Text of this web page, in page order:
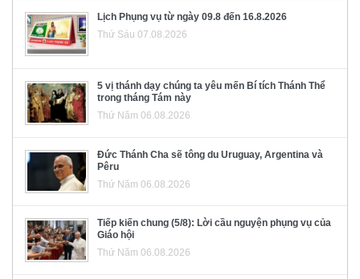
Lịch Phụng vụ từ ngày 09.8 đến 16.8.2026
Thứ Sáu 07.08.2026
5 vị thánh dạy chúng ta yêu mến Bí tích Thánh Thể
trong tháng Tám này
Thứ Năm 06.08.2026
Đức Thánh Cha sẽ tông du Uruguay, Argentina và
Pêru
Thứ Năm 06.08.2026
Tiếp kiến chung (5/8): Lời cầu nguyện phụng vụ của
Giáo hội
Thứ Năm 06.08.2026